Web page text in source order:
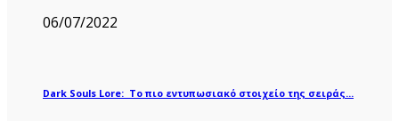
06/07/2022
Dark Souls Lore: Το πιο εντυπωσιακό στοιχείο της σειράς…